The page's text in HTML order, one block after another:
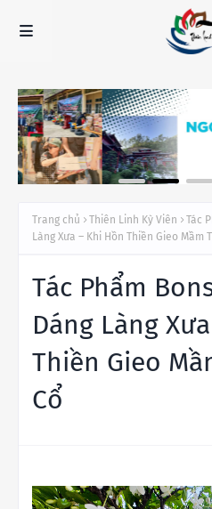
Trang chủ Thiên Linh Kỳ Viên
Tác
Làng Xưa – Khi Hồn Thiền Gieo Mầm
Tác Phẩm
Dáng Làng
Thiền Gieo
Cổ